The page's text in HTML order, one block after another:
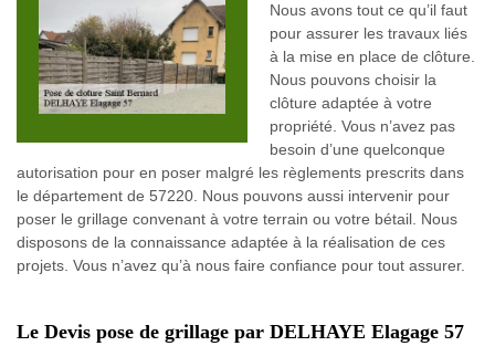
Nous avons tout ce qu’il faut
pour assurer les travaux liés
à la mise en place de clôture.
Nous pouvons choisir la
clôture adaptée à votre
propriété. Vous n’avez pas
besoin d’une quelconque
autorisation pour en poser malgré les règlements prescrits dans
le département de 57220. Nous pouvons aussi intervenir pour
poser le grillage convenant à votre terrain ou votre bétail. Nous
disposons de la connaissance adaptée à la réalisation de ces
projets. Vous n’avez qu’à nous faire confiance pour tout assurer.
Le Devis pose de grillage par DELHAYE Elagage 57